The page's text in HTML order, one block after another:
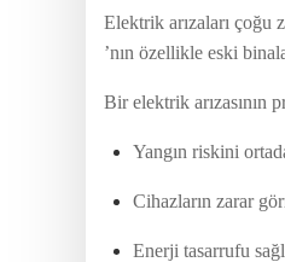
Elektrik arızaları
’nın özellikle eski
Bir elektrik arızasının
Yangın riskini
Cihazların zarar
Enerji tasarrufu